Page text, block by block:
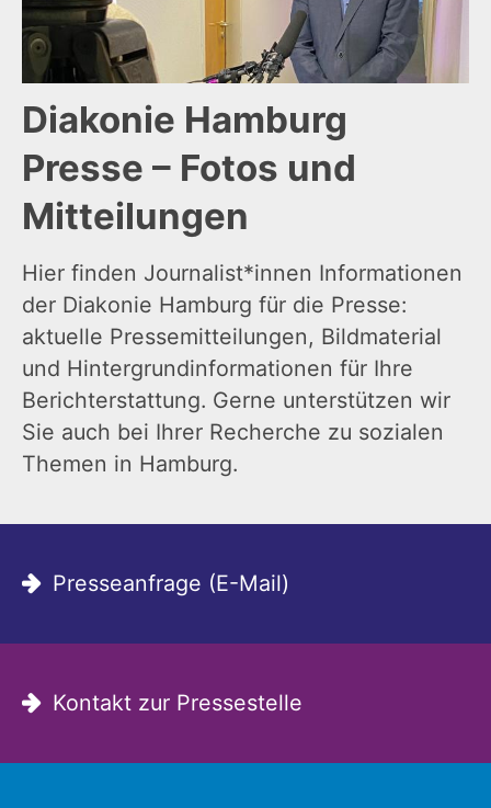
Diakonie Hamburg
Presse – Fotos und
Mitteilungen
Hier finden Journalist*innen Informationen
der Diakonie Hamburg für die Presse:
aktuelle Pressemitteilungen, Bildmaterial
und Hintergrundinformationen für Ihre
Berichterstattung. Gerne unterstützen wir
Sie auch bei Ihrer Recherche zu sozialen
Themen in Hamburg.
Presseanfrage (E-Mail)
Kontakt zur Pressestelle